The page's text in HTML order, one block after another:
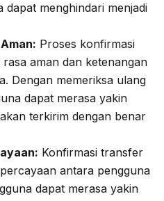
dapat menghindari menjadi
Proses konfirmasi
aman dan ketenangan
Dengan memeriksa ulang
dapat merasa yakin
terkirim dengan benar
Konfirmasi transfer
antara pengguna
dapat merasa yakin